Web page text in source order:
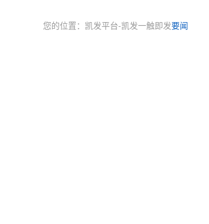
您的位置： 凯发平台-凯发一触即发要闻